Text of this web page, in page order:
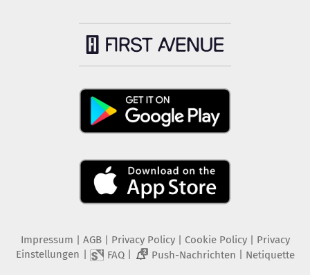
Impressum AGB Privacy Policy| Cookie Policy| Privacy
Einstellungen
FAQ| 2 Push-Nachrichten Netiquette